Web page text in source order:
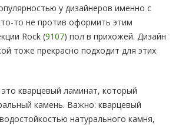
у дизайнеров именно с
то не против оформить этим
Rock (9107) пол в прихожей. Дизайн
тоже прекрасно подходит для этих
кварцевый ламинат, который
камень. Важно: кварцевый
натурального камня,